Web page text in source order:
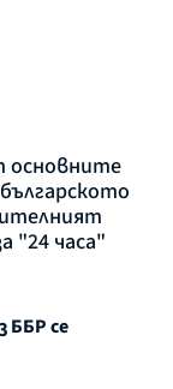
основните
"24 часа"
ББР се